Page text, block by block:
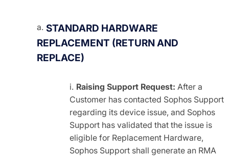
STANDARD HARDWARE
REPLACEMENT (RETURN AND
REPLACE)
Raising Support Request: After a
Customer has contacted Sophos Support
regarding its device issue, and Sophos
Support has validated that the issue is
eligible for Replacement Hardware,
Sophos Support shall generate an RMA